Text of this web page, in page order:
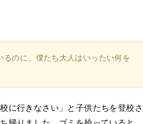
のに、僕たち大人はいったい何を
に行きなさい」と子供たちを登校さ